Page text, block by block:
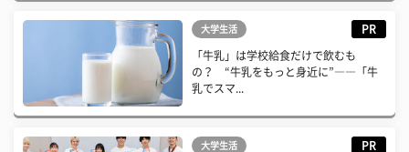
大学生活 PR
「牛乳」は学校給食だけで飲むも
の？ “牛乳をもっと身近に”――「牛
乳でスマ...
大学生活 PR